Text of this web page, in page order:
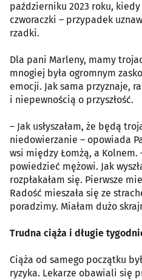
październiku 2023 roku, kiedy
czworaczki – przypadek
rzadki.
Dla pani Marleny, mamy
mnogiej była ogromnym
emocji. Jak sama przyznaje,
i niepewnością o przyszłość.
– Jak usłyszałam, że będą
niedowierzanie – opowiada
wsi między Łomżą, a
powiedzieć mężowi. Jak
rozpłakałam się. Pierwsze
Radość mieszała się ze
poradzimy. Miałam dużo
Trudna ciąża i długie
Ciąża od samego początku
ryzyka. Lekarze obawiali się